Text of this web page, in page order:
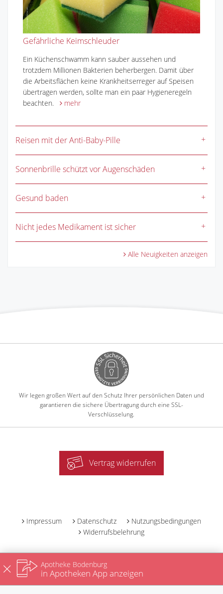
Gefährliche Keimschleuder
Ein Küchenschwamm kann sauber aussehen und
trotzdem Millionen Bakterien beherbergen. Damit über
die Arbeitsflächen keine Krankheitserreger auf Speisen
übertragen werden, sollte man ein paar Hygieneregeln
beachten.
mehr
Reisen mit der Anti-Baby-Pille
Sonnenbrille schützt vor Augenschäden
Gesund baden
Nicht jedes Medikament ist sicher
Alle Neuigkeiten anzeigen
Wir legen großen Wert auf den Schutz Ihrer persönlichen Daten und
garantieren die sichere Übertragung durch eine SSL-
Verschlüsselung.
Vertrag widerrufen
Impressum Datenschutz
Nutzungsbedingungen
Widerrufsbelehrung
Apotheke Bodenburg
in Apotheken App anzeigen